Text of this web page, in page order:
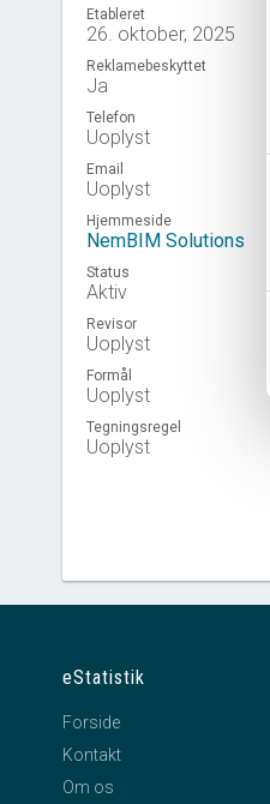
Etableret
26. oktober, 2025
Reklamebeskyttet
Ja
Telefon
Uoplyst
Email
Uoplyst
Hjemmeside
NemBIM Solutions
Status
Aktiv
Revisor
Uoplyst
Formål
Uoplyst
Tegningsregel
Uoplyst
eStatistik
Forside
Kontakt
Om os